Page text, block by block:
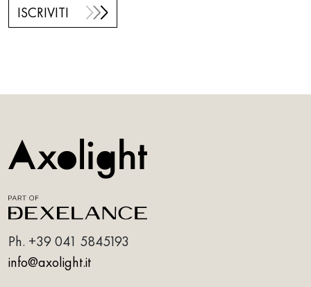
ISCRIVITI
Ph. +39 041 5845193
info@axolight.it